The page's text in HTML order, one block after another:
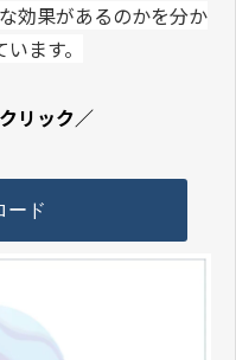
効果があるのかを分か
ます。
リック／
ード